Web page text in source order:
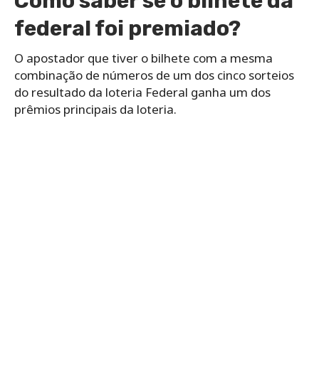
federal foi premiado?
O apostador que tiver o bilhete com a mesma
combinação de números de um dos cinco sorteios
do resultado da loteria Federal ganha um dos
prêmios principais da loteria.